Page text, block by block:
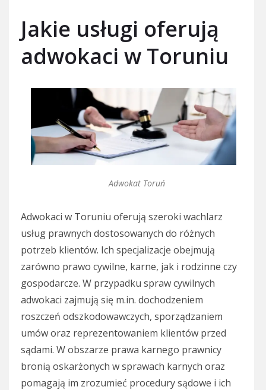
Jakie usługi oferują
adwokaci w Toruniu
Adwokat Toruń
Adwokaci w Toruniu oferują szeroki wachlarz
usług prawnych dostosowanych do różnych
potrzeb klientów. Ich specjalizacje obejmują
zarówno prawo cywilne, karne, jak i rodzinne czy
gospodarcze. W przypadku spraw cywilnych
adwokaci zajmują się m.in. dochodzeniem
roszczeń odszkodowawczych, sporządzaniem
umów oraz reprezentowaniem klientów przed
sądami. W obszarze prawa karnego prawnicy
bronią oskarżonych w sprawach karnych oraz
pomagają im zrozumieć procedury sądowe i ich